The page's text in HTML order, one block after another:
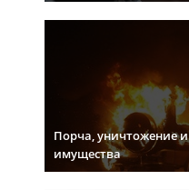
Порча, уничтожение
имущества